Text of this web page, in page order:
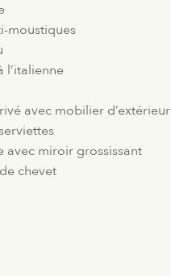
moustiques
l’italienne
avec mobilier d’extérieur
avec miroir grossissant
chevet